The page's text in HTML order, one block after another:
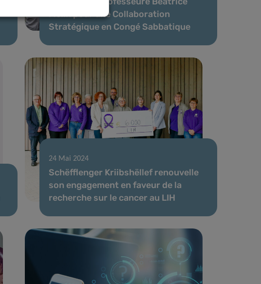
Melin pour une Collaboration
Stratégique en Congé Sabbatique
24 Mai 2024
Schëfflenger Kriibshëllef renouvelle
son engagement en faveur de la
recherche sur le cancer au LIH